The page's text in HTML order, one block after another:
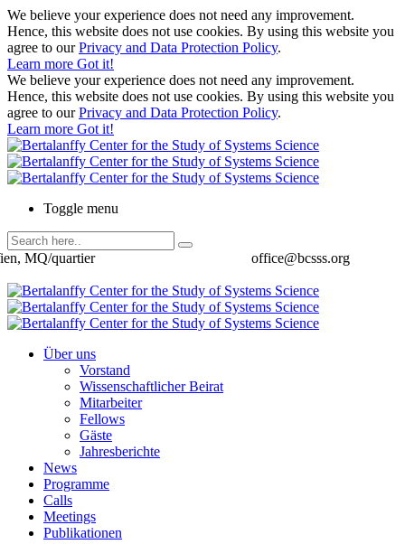
We believe your experience does not need any improvement.
Hence, this website does not use cookies. By using this website you
agree to ourPrivacy and Data Protection Policy.
Learn more Got it!
We believe your experience does not need any improvement.
Hence, this website does not use cookies. By using this website you
agree to ourPrivacy and Data Protection Policy.
Learn more Got it!
Toggle menu
office@bcsss.org
MQ/quartier
Über uns
Vorstand
Wissenschaftlicher Beirat
Mitarbeiter
Fellows
Gäste
Jahresberichte
News
Programme
Calls
Meetings
Publikationen